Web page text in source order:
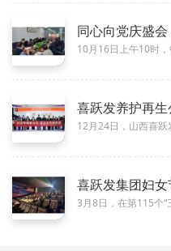
10-21 同心向党庆盛
01-26
03-18